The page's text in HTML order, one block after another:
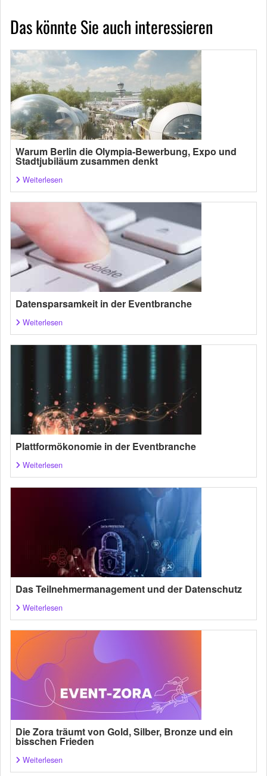
Das könnte Sie auch interessieren
Warum Berlin die Olympia-Bewerbung, Expo und
Stadtjubiläum zusammen denkt
Weiterlesen
Datensparsamkeit in der Eventbranche
Weiterlesen
Plattformökonomie in der Eventbranche
Weiterlesen
Das Teilnehmermanagement und der Datenschutz
Weiterlesen
Die Zora träumt von Gold, Silber, Bronze und ein
bisschen Frieden
Weiterlesen